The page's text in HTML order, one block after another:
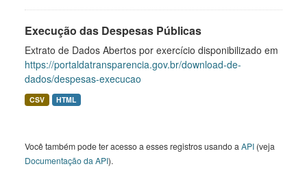
Execução das Despesas Públicas
Extrato de Dados Abertos por exercício disponibilizado em
https://portaldatransparencia.gov.br/download-de-
dados/despesas-execucao
CSV HTML
Você também pode ter acesso a esses registros usando a API (veja
Documentação da API).